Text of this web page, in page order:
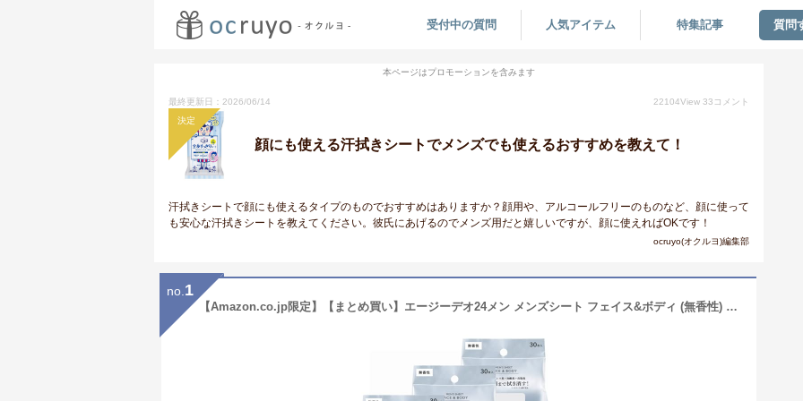
受付中の質問 人気アイテム 特集記事 質問
本ページはプロモーションを含みます
最終更新日：2026/06/14 22104View 33 コメント
決定
顔にも使える汗拭きシートでメンズでも使えるおすすめを教えて！
汗拭きシートで顔にも使えるタイプのものでおすすめはありますか？顔用や、アルコールフリーのものなど、顔に使って
も安心な汗拭きシートを教えてください。彼氏にあげるのでメンズ用だと嬉しいですが、顔に使えればOKです！
ocruyo(オクルヨ)編集部
no. 1
【Amazon.co.jp限定】【まとめ買い】エージーデオ24メン メンズシート フェイス&ボディ (無香性) 30枚×3個 + おまけ ニオイ テカリ 汗拭き 全身 フェイス 加齢臭 皮脂 汗 制汗剤 デオドラント 男